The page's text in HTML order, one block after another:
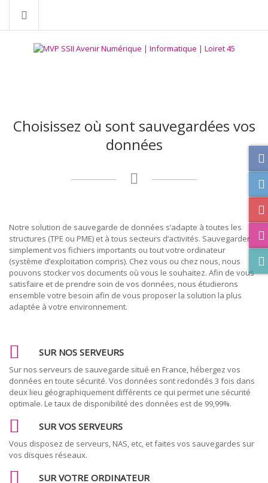
Choisissez où sont sauvegardées vos
données
Notre solution de sauvegarde de données s’adapte à toutes les
structures (TPE ou PME) et à tous secteurs d’activités. Sauvegarder
simplement vos fichiers importants ou tout votre ordinateur
(système d’exploitation compris). Chez vous ou chez nous, nous
pouvons stocker vos documents où vous le souhaitez. Afin de vous
satisfaire et de prendre soin de vos données, nous étudierons
ensemble votre besoin afin de vous proposer la solution la plus
adaptée à votre environnement.
SUR NOS SERVEURS
Sur nos serveurs de sauvegarde situé en France, hébergez vos
données en toute sécurité. Vos données sont redondés 3 fois dans
deux lieu géographiquement différents ce qui permet une sécurité
optimale. Le taux de disponibilité des données est de 99,99%.
SUR VOS SERVEURS
Vous disposez de serveurs, NAS, etc, et faites vos sauvegardes sur
vos disques réseaux.
SUR VOTRE ORDINATEUR